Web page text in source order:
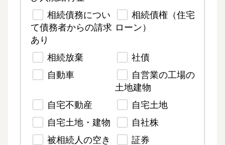
相続債務につい
て債務者からの請求
あり
相続債権（住宅
ローン）
相続放棄
社債
自動車
自営業の工場の
土地建物
自宅不動産
自宅土地
自宅土地・建物
自社株
被相続人の空き
証券